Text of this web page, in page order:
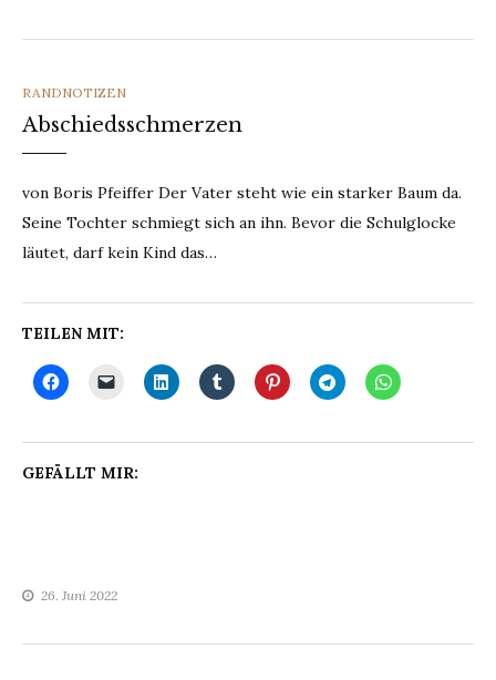
CATEGORIES
RANDNOTIZEN
Abschiedsschmerzen
von Boris Pfeiffer Der Vater steht wie ein starker Baum da.
Seine Tochter schmiegt sich an ihn. Bevor die Schulglocke
läutet, darf kein Kind das…
TEILEN MIT:
GEFÄLLT MIR:
26. Juni 2022